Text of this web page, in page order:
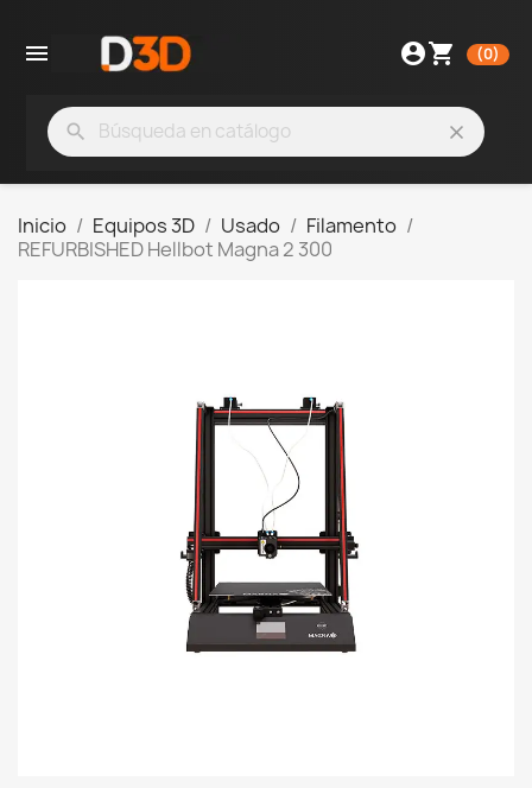
 shopping_cart (0)
account_circle
search clear
Inicio Equipos 3D Usado
Filamento
REFURBISHED Hellbot Magna 2 300